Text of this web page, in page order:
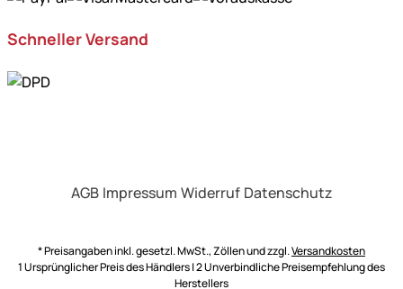
Schneller Versand
AGB Impressum Widerruf Datenschutz
* Preisangaben inkl. gesetzl. MwSt., Zöllen und zzgl.Versandkosten
1 Ursprünglicher Preis des Händlers | 2 Unverbindliche Preisempfehlung des
Herstellers